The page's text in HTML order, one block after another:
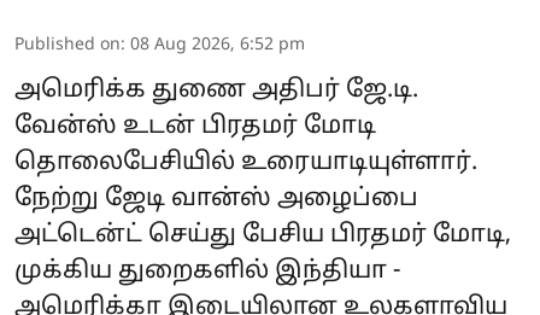
Published on: 08 Aug 2026, 6:52 pm
அமெரிக்க துணை அதிபர் ஜே.டி.
வேன்ஸ் உடன் பிரதமர் மோடி
தொலைபேசியில் உரையாடியுள்ளார்.
நேற்று ஜேடி வான்ஸ் அழைப்பை
அட்டென்ட் செய்து பேசிய பிரதமர் மோடி,
முக்கிய துறைகளில் இந்தியா -
அமெரிக்கா இடையிலான உலகளாவிய